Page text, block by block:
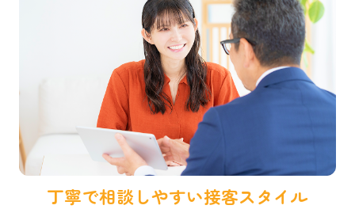
丁寧で相談しやすい接客スタイル